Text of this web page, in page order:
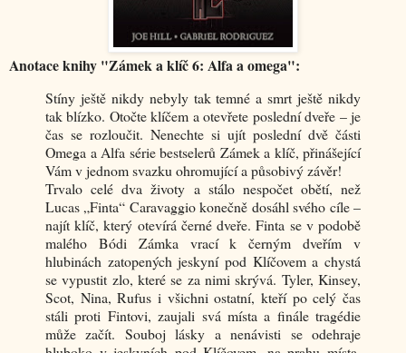
Anotace knihy "Zámek a klíč 6: Alfa a omega":
Stíny ještě nikdy nebyly tak temné a smrt ještě nikdy
tak blízko. Otočte klíčem a otevřete poslední dveře – je
čas se rozloučit. Nenechte si ujít poslední dvě části
Omega a Alfa série bestselerů Zámek a klíč, přinášející
Vám v jednom svazku ohromující a působivý závěr!
Trvalo celé dva životy a stálo nespočet obětí, než
Lucas „Finta“ Caravaggio konečně dosáhl svého cíle –
najít klíč, který otevírá černé dveře. Finta se v podobě
malého Bódi Zámka vrací k černým dveřím v
hlubinách zatopených jeskyní pod Klíčovem a chystá
se vypustit zlo, které se za nimi skrývá. Tyler, Kinsey,
Scot, Nina, Rufus i všichni ostatní, kteří po celý čas
stáli proti Fintovi, zaujali svá místa a finále tragédie
může začít. Souboj lásky a nenávisti se odehraje